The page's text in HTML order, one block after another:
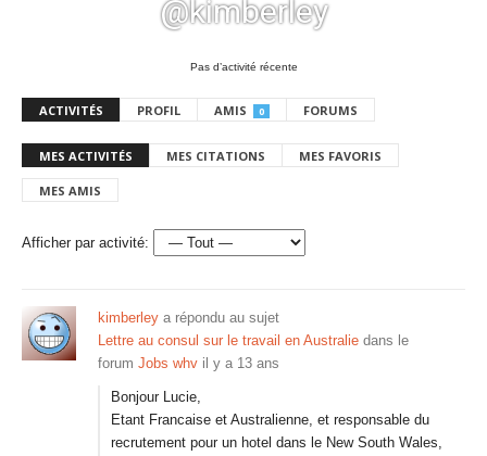
@kimberley
Pas d’activité récente
ACTIVITÉS PROFIL AMIS 0 FORUMS
MES ACTIVITÉS MES CITATIONS MES FAVORIS
MES AMIS
Afficher par activité:
kimberley a répondu au sujet
Lettre au consul sur le travail en Australie dans le
forum Jobs whv il y a 13 ans
Bonjour Lucie,
Etant Francaise et Australienne, et responsable du
recrutement pour un hotel dans le New South Wales,